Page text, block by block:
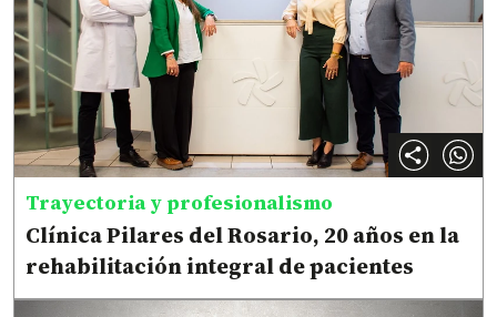
Trayectoria y profesionalismo
Clínica Pilares del Rosario, 20 años en la
rehabilitación integral de pacientes